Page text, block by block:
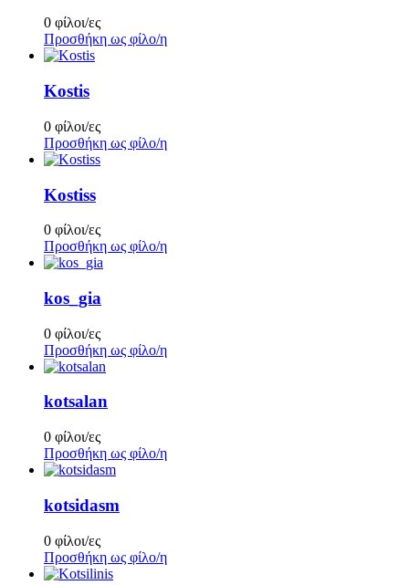
0 φίλοι/ες
Προσθήκη ως φίλο/η
Kostis
0 φίλοι/ες
Προσθήκη ως φίλο/η
Kostiss
0 φίλοι/ες
Προσθήκη ως φίλο/η
kos_gia
0 φίλοι/ες
Προσθήκη ως φίλο/η
kotsalan
0 φίλοι/ες
Προσθήκη ως φίλο/η
kotsidasm
0 φίλοι/ες
Προσθήκη ως φίλο/η